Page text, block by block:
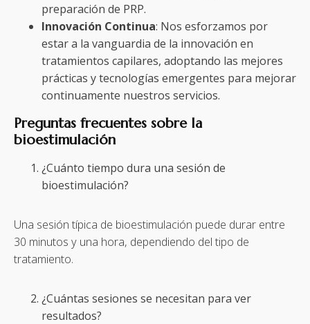
preparación de PRP.
Innovación Continua: Nos esforzamos por
estar a la vanguardia de la innovación en
tratamientos capilares, adoptando las mejores
prácticas y tecnologías emergentes para mejorar
continuamente nuestros servicios.
Preguntas frecuentes sobre la
bioestimulación
¿Cuánto tiempo dura una sesión de
bioestimulación?
Una sesión típica de bioestimulación puede durar entre
30 minutos y una hora, dependiendo del tipo de
tratamiento.
¿Cuántas sesiones se necesitan para ver
resultados?